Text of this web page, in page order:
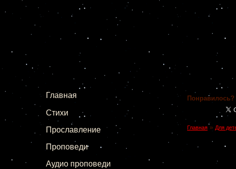
Главная
Стихи
Прославление
Проповеди
Аудио проповеди
Главная » Для